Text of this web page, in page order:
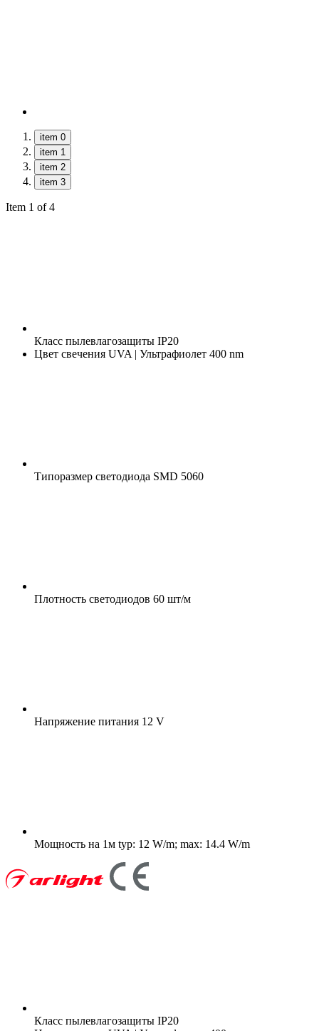
item 0
item 1
item 2
item 3
Item 1 of 4
Класс пылевлагозащиты IP20
Цвет свечения UVA | Ультрафиолет 400 nm
Типоразмер светодиода SMD 5060
Плотность светодиодов 60 шт/м
Напряжение питания 12 V
Мощность на 1м typ: 12 W/m; max: 14.4 W/m
Класс пылевлагозащиты IP20